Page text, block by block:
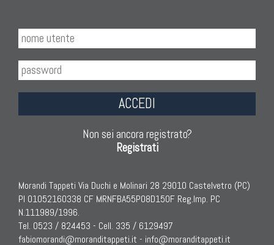
ACCEDI
Non sei ancora registrato?
Registrati
Morandi Tappeti Via Duchi e Molinari 28 29010 Castelvetro (PC)
PI 01052160338 CF MRNFBA55P08D150F Reg.Imp. PC
N.111989/1996.
Tel. 0523 / 824453 - Cell. 335 / 6129497
fabiomorandi@moranditappeti.it - info@moranditappeti.it